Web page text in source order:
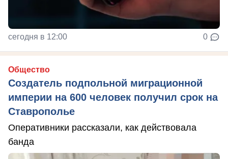
сегодня в 12:00 0
Общество
Создатель подпольной миграционной
империи на 600 человек получил срок на
Ставрополье
Оперативники рассказали, как действовала
банда